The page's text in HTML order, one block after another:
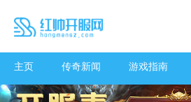
主页 传奇新闻 游戏指南